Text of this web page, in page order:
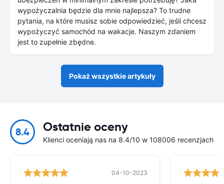
wypożyczalnia będzie dla mnie najlepsza? To trudne
pytania, na które musisz sobie odpowiedzieć, jeśli chcesz
wypożyczyć samochód na wakacje. Naszym zdaniem
jest to zupełnie zbędne.
Pokaż wszystkie artykuły
8.4 Ostatnie oceny
Klienci oceniają nas na 8.4/10 w 108006 recenzjach
04-10-2023